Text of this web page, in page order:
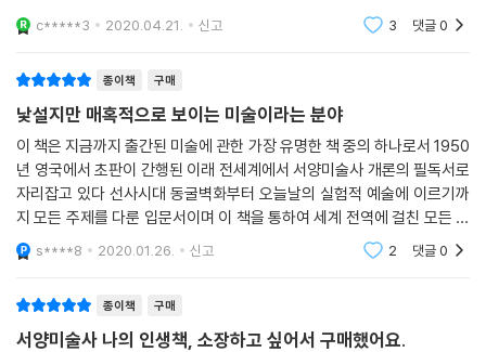
의 사실의 인과관계가 확실히 존재하고 다양한 사례와 그림자료가 설명과
논리적인 합
c*****3 2020.04.21. 신고 3 댓글0
종이책 구매
낯설지만 매혹적으로 보이는 미술이라는 분야
이 책은 지금까지 출간된 미술에 관한 가장 유명한 책 중의 하나로서 1950
년 영국에서 초판이 간행된 이래 전세계에서 서양미술사 개론의 필독서로
자리잡고 있다 선사시대 동굴벽화부터 오늘날의 실험적 예술에 이르기까
지 모든 주제를 다룬 입문서이며 이 책을 통하여 세계 전역에 걸친 모든 세
대의 독자들은 저자가 해박한 지식과 지혜뿐만 아니라 예술 작품에 대한
깊은 사랑을 겸비
s****8 2020.01.26. 신고 2 댓글0
종이책 구매
서양미술사 나의 인생책, 소장하고 싶어서 구매했어요.